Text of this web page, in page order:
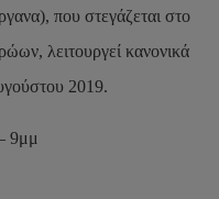
που στεγάζεται στο
λειτουργεί κανονικά
2019.
9μμ